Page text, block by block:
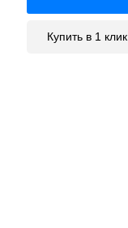
Купить в 1 клик